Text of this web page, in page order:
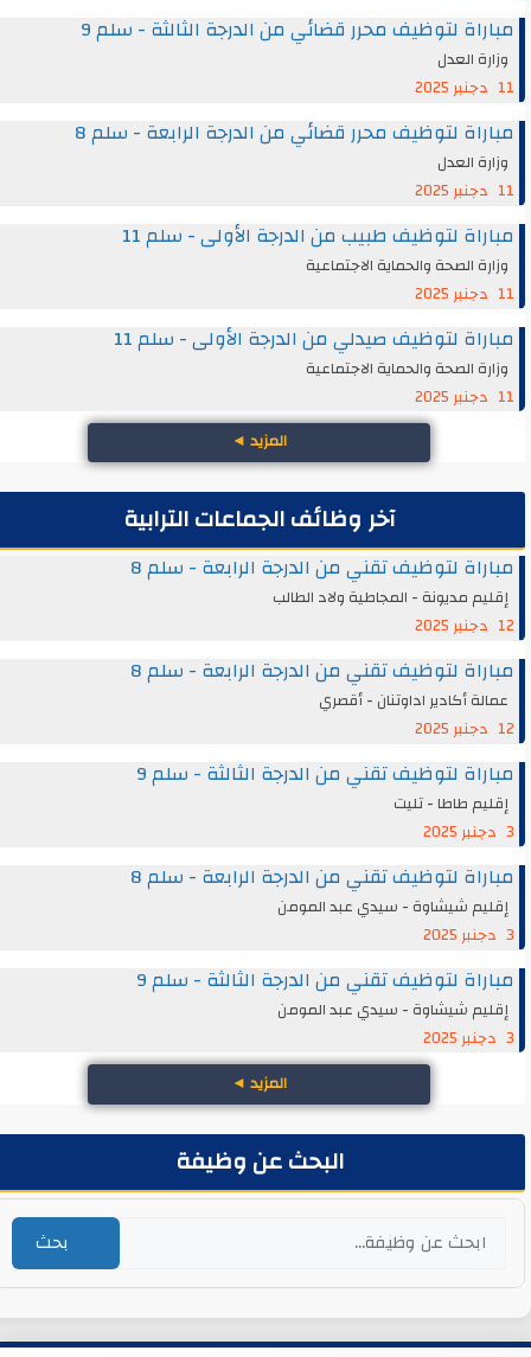
مباراة لتوظيف محرر قضائي من الدرجة الثالثة - سلم 9
وزارة العدل
11 دجنبر 2025
مباراة لتوظيف محرر قضائي من الدرجة الرابعة - سلم 8
وزارة العدل
11 دجنبر 2025
مباراة لتوظيف طبيب من الدرجة الأولى - سلم 11
وزارة الصحة والحماية الاجتماعية
11 دجنبر 2025
مباراة لتوظيف صيدلي من الدرجة الأولى - سلم 11
وزارة الصحة والحماية الاجتماعية
11 دجنبر 2025
المزيد◄
آخر وظائف الجماعات الترابية
مباراة لتوظيف تقني من الدرجة الرابعة - سلم 8
إقليم مديونة - المجاطية ولاد الطالب
12 دجنبر 2025
مباراة لتوظيف تقني من الدرجة الرابعة - سلم 8
عمالة أكادير اداوتنان - أقصري
12 دجنبر 2025
مباراة لتوظيف تقني من الدرجة الثالثة - سلم 9
إقليم طاطا - تليت
مباراة لتوظيف تقني من الدرجة الرابعة - سلم 8
إقليم شيشاوة - سيدي عبد المومن
مباراة لتوظيف تقني من الدرجة الثالثة - سلم 9
إقليم شيشاوة - سيدي عبد المومن
المزيد◄
البحث عن وظيفة
بحث